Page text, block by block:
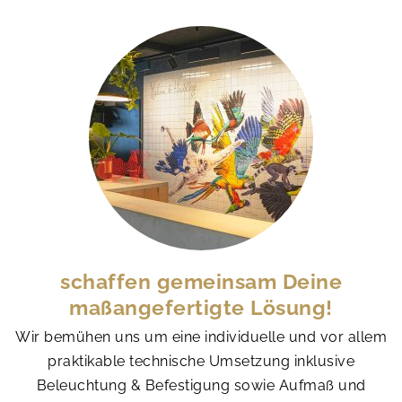
schaffen gemeinsam Deine
maßangefertigte Lösung!
Wir bemühen uns um eine individuelle und vor allem
praktikable technische Umsetzung inklusive
Beleuchtung & Befestigung sowie Aufmaß und